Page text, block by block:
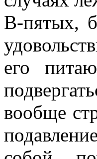
В-пятых,
его
вообще